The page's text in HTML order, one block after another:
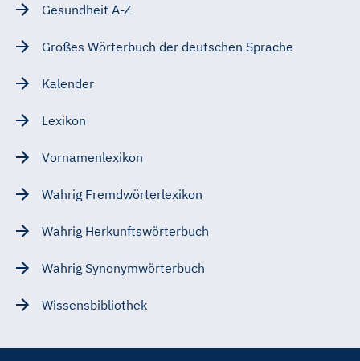
Gesundheit A-Z
Großes Wörterbuch der deutschen Sprache
Kalender
Lexikon
Vornamenlexikon
Wahrig Fremdwörterlexikon
Wahrig Herkunftswörterbuch
Wahrig Synonymwörterbuch
Wissensbibliothek